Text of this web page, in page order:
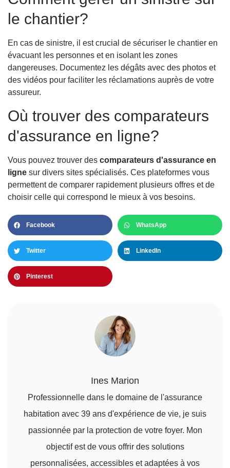
le chantier?
En cas de sinistre, il est crucial de sécuriser le chantier en
évacuant les personnes et en isolant les zones
dangereuses. Documentez les dégâts avec des photos et
des vidéos pour faciliter les réclamations auprès de votre
assureur.
Où trouver des comparateurs
d'assurance en ligne?
Vous pouvez trouver des comparateurs d'assurance en
ligne sur divers sites spécialisés. Ces plateformes vous
permettent de comparer rapidement plusieurs offres et de
choisir celle qui correspond le mieux à vos besoins.
Facebook WhatsApp
Twitter LinkedIn
Pinterest
Ines Marion
Professionnelle dans le domaine de l'assurance
habitation avec 39 ans d'expérience de vie, je suis
passionnée par la protection de votre foyer. Mon
objectif est de vous offrir des solutions
personnalisées, accessibles et adaptées à vos